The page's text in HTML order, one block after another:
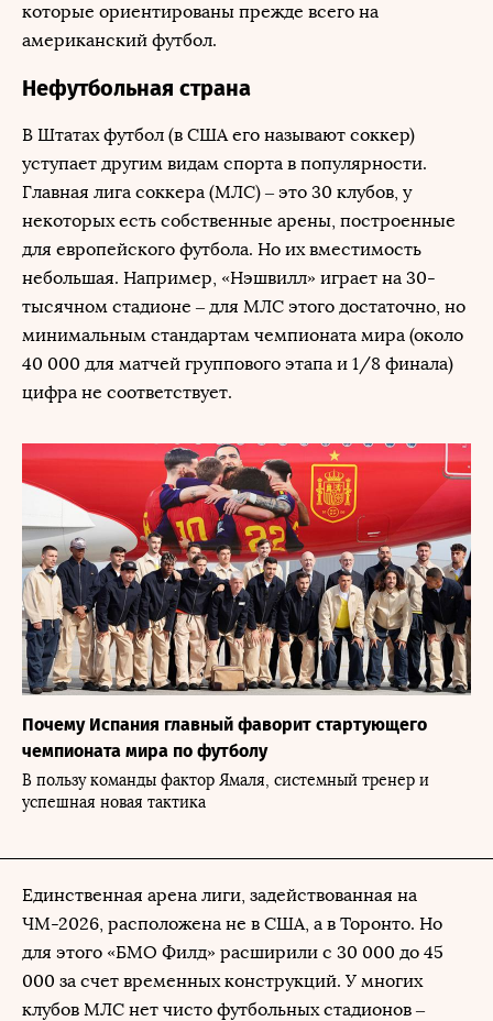
которые ориентированы прежде всего на
американский футбол.
Нефутбольная страна
В Штатах футбол (в США его называют соккер)
уступает другим видам спорта в популярности.
Главная лига соккера (МЛС) – это 30 клубов, у
некоторых есть собственные арены, построенные
для европейского футбола. Но их вместимость
небольшая. Например, «Нэшвилл» играет на 30-
тысячном стадионе – для МЛС этого достаточно, но
минимальным стандартам чемпионата мира (около
40 000 для матчей группового этапа и 1/8 финала)
цифра не соответствует.
Почему Испания главный фаворит стартующего
чемпионата мира по футболу
В пользу команды фактор Ямаля, системный тренер и
успешная новая тактика
Единственная арена лиги, задействованная на
ЧМ-2026, расположена не в США, а в Торонто. Но
для этого «БМО Филд» расширили с 30 000 до 45
000 за счет временных конструкций. У многих
клубов МЛС нет чисто футбольных стадионов –